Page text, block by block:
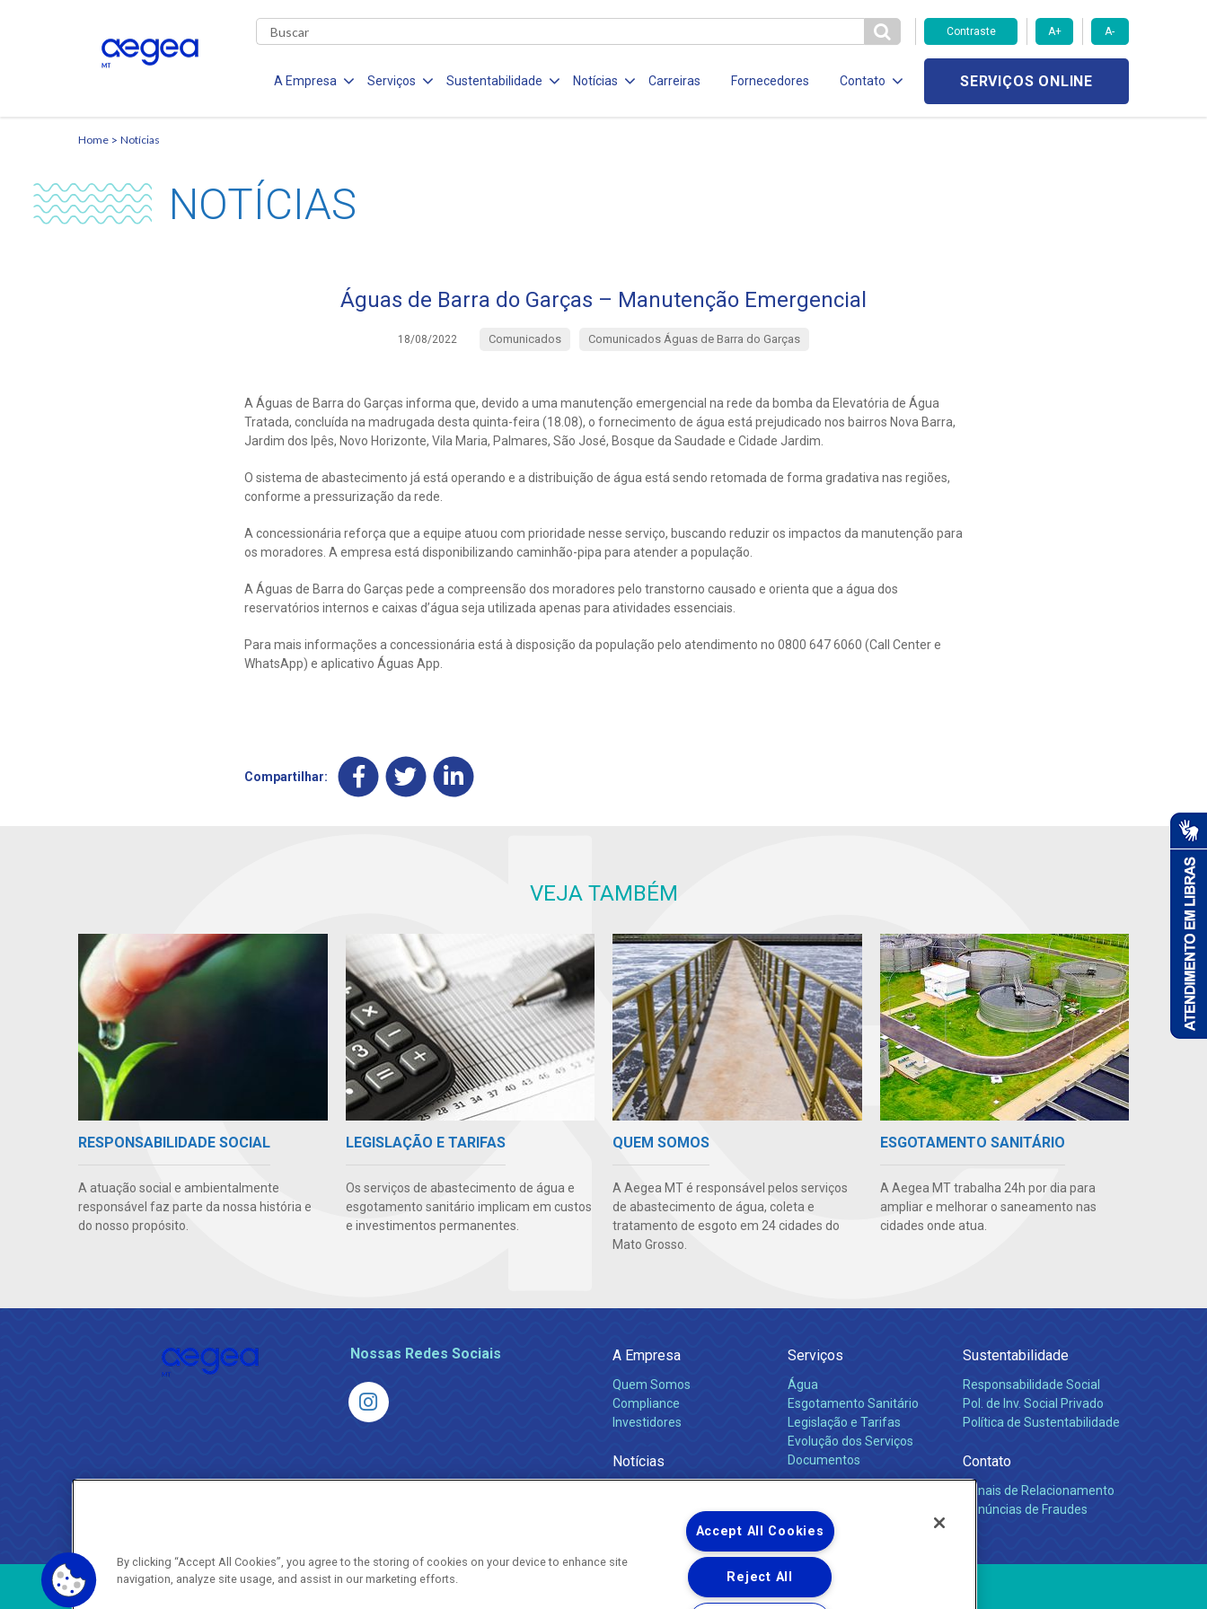
Contraste A+ A-
A Empresa Serviços Sustentabilidade Notícias Carreiras Fornecedores Contato SERVIÇOS ONLINE
Home Notícias
NOTÍCIAS
Águas de Barra do Garças – Manutenção Emergencial
18/08/2022 Comunicados Comunicados Águas de Barra do Garças
A Águas de Barra do Garças informa que, devido a uma manutenção emergencial na rede da bomba da Elevatória de Água
Tratada, concluída na madrugada desta quinta-feira (18.08), o fornecimento de água está prejudicado nos bairros Nova Barra,
Jardim dos Ipês, Novo Horizonte, Vila Maria, Palmares, São José, Bosque da Saudade e Cidade Jardim.
O sistema de abastecimento já está operando e a distribuição de água está sendo retomada de forma gradativa nas regiões,
conforme a pressurização da rede.
A concessionária reforça que a equipe atuou com prioridade nesse serviço, buscando reduzir os impactos da manutenção para
os moradores. A empresa está disponibilizando caminhão-pipa para atender a população.
A Águas de Barra do Garças pede a compreensão dos moradores pelo transtorno causado e orienta que a água dos
reservatórios internos e caixas d’água seja utilizada apenas para atividades essenciais.
Para mais informações a concessionária está à disposição da população pelo atendimento no 0800 647 6060 (Call Center e
WhatsApp) e aplicativo Águas App.
Compartilhar:
VEJA TAMBÉM
RESPONSABILIDADE SOCIAL
A atuação social e ambientalmente
responsável faz parte da nossa história e
do nosso propósito.
LEGISLAÇÃO E TARIFAS
Os serviços de abastecimento de água e
esgotamento sanitário implicam em custos
e investimentos permanentes.
QUEM SOMOS
A Aegea MT é responsável pelos serviços
de abastecimento de água, coleta e
tratamento de esgoto em 24 cidades do
Mato Grosso.
ESGOTAMENTO SANITÁRIO
A Aegea MT trabalha 24h por dia para
ampliar e melhorar o saneamento nas
cidades onde atua.
Nossas Redes Sociais A Empresa
Quem Somos
Compliance
Investidores
Notícias
Serviços
Água
Esgotamento Sanitário
Legislação e Tarifas
Evolução dos Serviços
Documentos
Sustentabilidade
Responsabilidade Social
Pol. de Inv. Social Privado
Política de Sustentabilidade
Contato
Canais de Relacionamento
Denúncias de Fraudes
Copyright ® 2026 - Todos os Direitos Reservados.
By clicking “Accept All Cookies”, you agree to the storing of cookies on your device to enhance site
navigation, analyze site usage, and assist in our marketing efforts.
Accept All Cookies
Reject All